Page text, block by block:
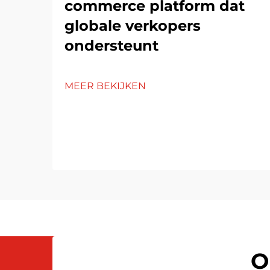
commerce platform dat
globale verkopers
ondersteunt
MEER BEKIJKEN